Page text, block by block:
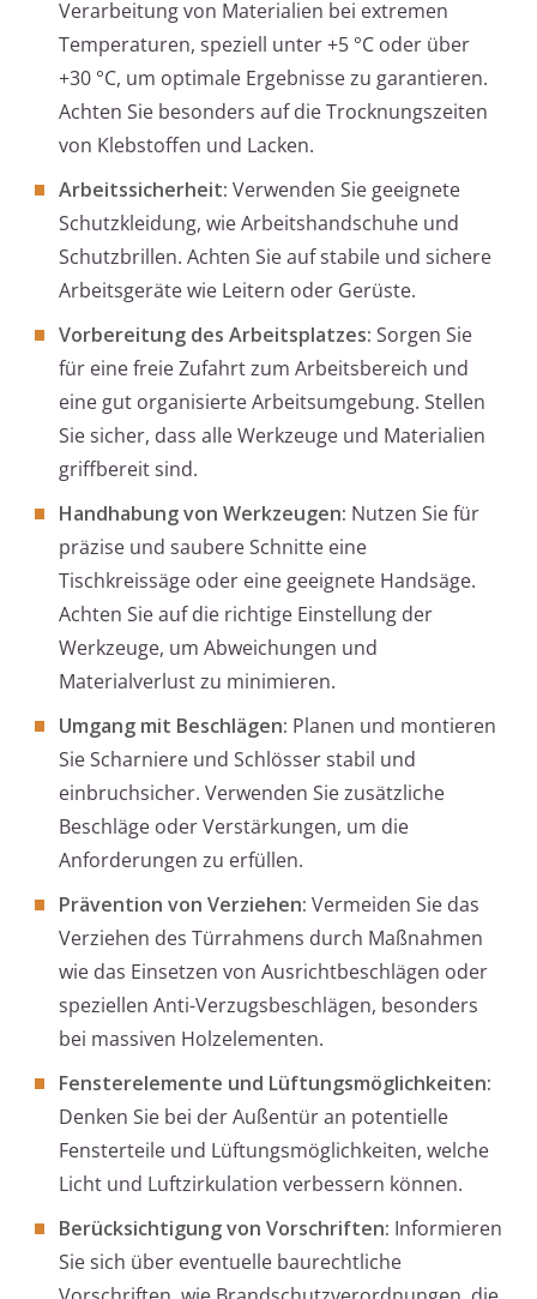
Verarbeitung von Materialien bei extremen
Temperaturen, speziell unter +5 °C oder über
+30 °C, um optimale Ergebnisse zu garantieren.
Achten Sie besonders auf die Trocknungszeiten
von Klebstoffen und Lacken.
Arbeitssicherheit: Verwenden Sie geeignete
Schutzkleidung, wie Arbeitshandschuhe und
Schutzbrillen. Achten Sie auf stabile und sichere
Arbeitsgeräte wie Leitern oder Gerüste.
Vorbereitung des Arbeitsplatzes: Sorgen Sie
für eine freie Zufahrt zum Arbeitsbereich und
eine gut organisierte Arbeitsumgebung. Stellen
Sie sicher, dass alle Werkzeuge und Materialien
griffbereit sind.
Handhabung von Werkzeugen: Nutzen Sie für
präzise und saubere Schnitte eine
Tischkreissäge oder eine geeignete Handsäge.
Achten Sie auf die richtige Einstellung der
Werkzeuge, um Abweichungen und
Materialverlust zu minimieren.
Umgang mit Beschlägen: Planen und montieren
Sie Scharniere und Schlösser stabil und
einbruchsicher. Verwenden Sie zusätzliche
Beschläge oder Verstärkungen, um die
Anforderungen zu erfüllen.
Prävention von Verziehen: Vermeiden Sie das
Verziehen des Türrahmens durch Maßnahmen
wie das Einsetzen von Ausrichtbeschlägen oder
speziellen Anti-Verzugsbeschlägen, besonders
bei massiven Holzelementen.
Fensterelemente und Lüftungsmöglichkeiten:
Denken Sie bei der Außentür an potentielle
Fensterteile und Lüftungsmöglichkeiten, welche
Licht und Luftzirkulation verbessern können.
Berücksichtigung von Vorschriften: Informieren
Sie sich über eventuelle baurechtliche